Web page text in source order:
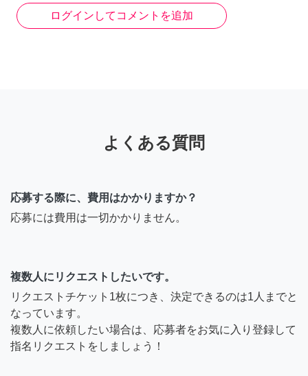
ログインしてコメントを追加
よくある質問
応募する際に、費用はかかりますか？
応募には費用は一切かかりません。
複数人にリクエストしたいです。
リクエストチケット1枚につき、決定できるのは1人までと
なっています。
複数人に依頼したい場合は、応募者をお気に入り登録して
指名リクエストをしましょう！